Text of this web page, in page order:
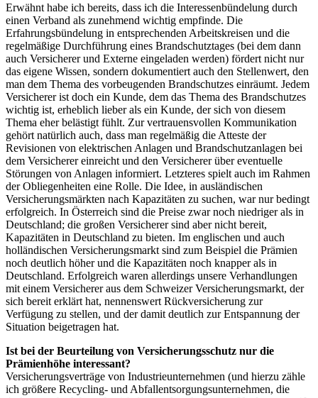
Erwähnt habe ich bereits, dass ich die Interessenbündelung durch
einen Verband als zunehmend wichtig empfinde. Die
Erfahrungsbündelung in entsprechenden Arbeitskreisen und die
regelmäßige Durchführung eines Brandschutztages (bei dem dann
auch Versicherer und Externe eingeladen werden) fördert nicht nur
das eigene Wissen, sondern dokumentiert auch den Stellenwert, den
man dem Thema des vorbeugenden Brandschutzes einräumt. Jedem
Versicherer ist doch ein Kunde, dem das Thema des Brandschutzes
wichtig ist, erheblich lieber als ein Kunde, der sich von diesem
Thema eher belästigt fühlt. Zur vertrauensvollen Kommunikation
gehört natürlich auch, dass man regelmäßig die Atteste der
Revisionen von elektrischen Anlagen und Brandschutzanlagen bei
dem Versicherer einreicht und den Versicherer über eventuelle
Störungen von Anlagen informiert. Letzteres spielt auch im Rahmen
der Obliegenheiten eine Rolle. Die Idee, in ausländischen
Versicherungsmärkten nach Kapazitäten zu suchen, war nur bedingt
erfolgreich. In Österreich sind die Preise zwar noch niedriger als in
Deutschland; die großen Versicherer sind aber nicht bereit,
Kapazitäten in Deutschland zu bieten. Im englischen und auch
holländischen Versicherungsmarkt sind zum Beispiel die Prämien
noch deutlich höher und die Kapazitäten noch knapper als in
Deutschland. Erfolgreich waren allerdings unsere Verhandlungen
mit einem Versicherer aus dem Schweizer Versicherungsmarkt, der
sich bereit erklärt hat, nennenswert Rückversicherung zur
Verfügung zu stellen, und der damit deutlich zur Entspannung der
Situation beigetragen hat.
Ist bei der Beurteilung von Versicherungsschutz nur die
Prämienhöhe interessant?
Versicherungsverträge von Industrieunternehmen (und hierzu zähle
ich größere Recycling- und Abfallentsorgungsunternehmen, die